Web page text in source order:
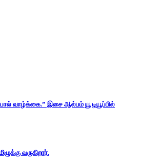
வாழ்க்கை.” இசை ஆல்பம் யூ டியூப்பில்
வருகிறார்.